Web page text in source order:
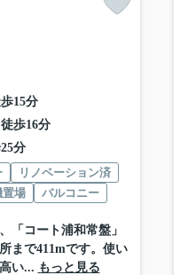
15分
徒歩16分
分
リノベーション済
場 バルコニー
「コート浦和常盤」
まで411mです。使い
い... もっと見る